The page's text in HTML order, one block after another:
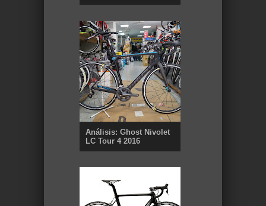
Análisis: Ghost Nivolet
LC Tour 4 2016